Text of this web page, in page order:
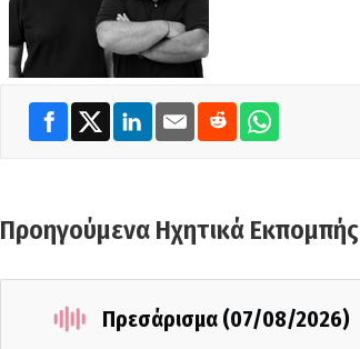
Προηγούμενα Ηχητικά Εκπομπής
Πρεσάρισμα (07/08/2026)